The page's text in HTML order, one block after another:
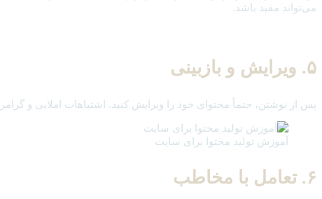
می‌تواند مفید باشد.
۵. ویرایش و بازبینی
پس از نوشتن، حتماً محتوای خود را ویرایش کنید. اشتباهات املایی و
آموزش تولید محتوا برای سایت
۶. تعامل با مخاطب